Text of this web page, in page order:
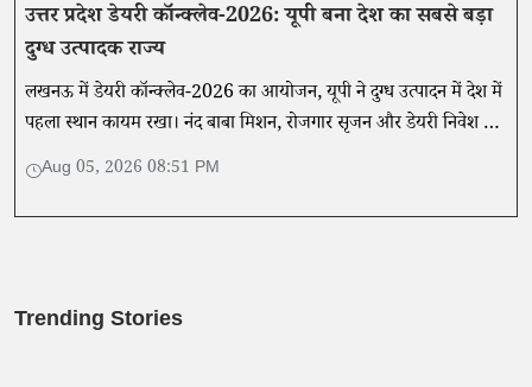
उत्तर प्रदेश डेयरी कॉन्क्लेव-2026: यूपी बना देश का सबसे बड़ा
दुग्ध उत्पादक राज्य
लखनऊ में डेयरी कॉन्क्लेव-2026 का आयोजन, यूपी ने दुग्ध उत्पादन में देश में
पहला स्थान कायम रखा। नंद बाबा मिशन, रोजगार सृजन और डेयरी निवेश से
किसानों को मिल रही नई ताकत।
Aug 05, 2026 08:51 PM
Trending Stories